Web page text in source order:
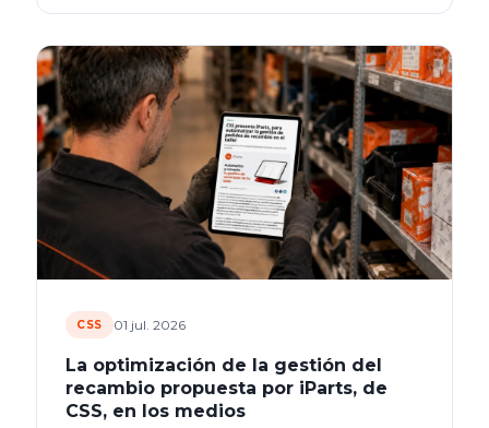
CSS 01 jul. 2026
La optimización de la gestión del
recambio propuesta por iParts, de
CSS, en los medios